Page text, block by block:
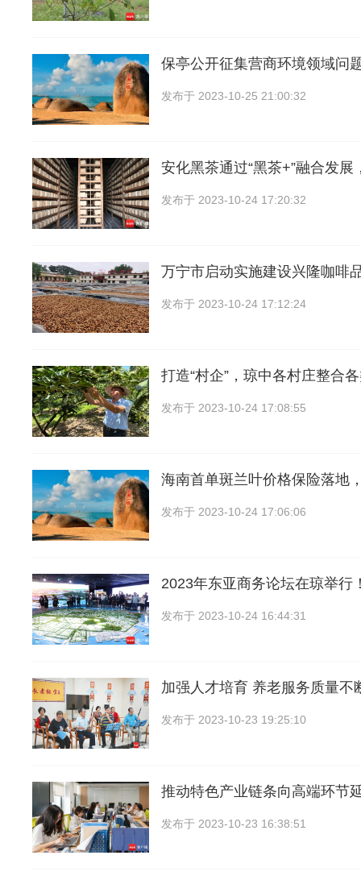
保亭公开征集营商环境领域问
发布于 2023-10-25 21:00:32
安化黑茶通过“黑茶+”融合发展
发布于 2023-10-24 17:20:32
万宁市启动实施建设兴隆咖啡
发布于 2023-10-24 17:12:24
打造“村企”，琼中各村庄整合
发布于 2023-10-24 17:08:55
海南首单斑兰叶价格保险落地
发布于 2023-10-24 17:06:06
2023年东亚商务论坛在琼举行
发布于 2023-10-24 16:44:31
加强人才培育 养老服务质量不
发布于 2023-10-23 19:25:10
推动特色产业链条向高端环节
发布于 2023-10-23 16:38:51